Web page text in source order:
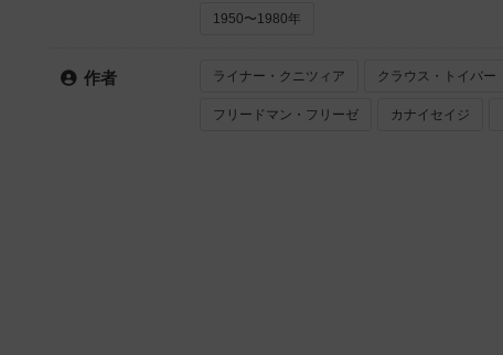
1950〜1980年
作者 ライナー・クニツィア クラウス・トイバー
フリードマン・フリーゼ カナイセイジ